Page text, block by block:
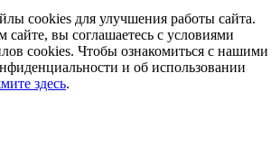
cookies для улучшения работы сайта.
сайте, вы соглашаетесь с условиями
cookies. Чтобы ознакомиться с нашими
и об использовании
здесь.